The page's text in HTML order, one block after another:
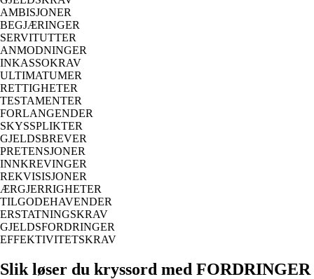
AMBISJONER
BEGJÆRINGER
SERVITUTTER
ANMODNINGER
INKASSOKRAV
ULTIMATUMER
RETTIGHETER
TESTAMENTER
FORLANGENDER
SKYSSPLIKTER
GJELDSBREVER
PRETENSJONER
INNKREVINGER
REKVISISJONER
ÆRGJERRIGHETER
TILGODEHAVENDER
ERSTATNINGSKRAV
GJELDSFORDRINGER
EFFEKTIVITETSKRAV
Slik løser du kryssord med FORDRINGER